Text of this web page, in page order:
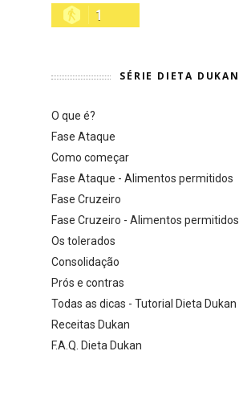
1
SÉRIE DIETA DUKAN
O que é?
Fase Ataque
Como começar
Fase Ataque - Alimentos permitidos
Fase Cruzeiro
Fase Cruzeiro - Alimentos permitidos
Os tolerados
Consolidação
Prós e contras
Todas as dicas - Tutorial Dieta Dukan
Receitas Dukan
F.A.Q. Dieta Dukan